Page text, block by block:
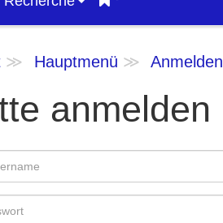
Hauptmenü Anmelden
anmelden